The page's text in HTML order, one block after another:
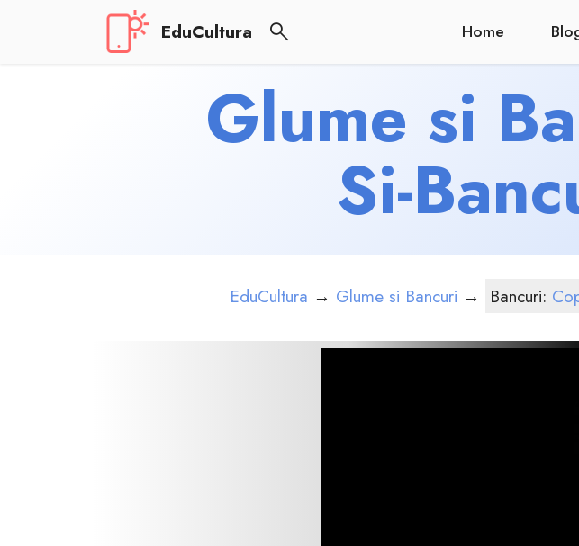
EduCultura Home
Glume si
Si-
EduCultura → Glume si Bancuri → Bancuri: